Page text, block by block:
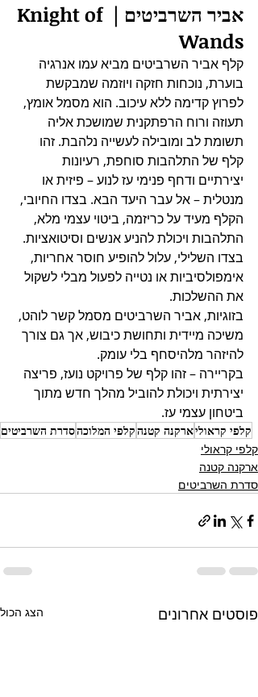
אביר השרביטים | Knight of
Wands
קלף אביר השרביטים מביא עמו אנרגיה
בוערת, נוכחות חזקה ויוזמה שמבקשת
לפרוץ קדימה ללא עיכוב. הוא מסמל אומץ,
תעוזה ורוח הרפתקנית שמושכת אליה
תשומת לב ומובילה לעשייה נלהבת. זהו
קלף של התלהבות סוחפת, רעיונות
יצירתיים ודחף פנימי עז לנוע – פיזית או
מנטלית – אל עבר היעד הבא. בצדו החיובי,
הקלף מעיד על כריזמה, ביטוי עצמי מלא,
התלהבות ויכולת להניע אנשים וסיטואציות.
בצדו השלילי, עלול להופיע חוסר אחריות,
אימפולסיביות או נטייה לפעול מבלי לשקול
את ההשלכות.
בזוגיות, אביר השרביטים מסמל קשר לוהט,
משיכה מיידית ותחושת כיבוש, אך גם צורך
להיזהר מלהיסחף בלי עומק.
בקריירה – זהו קלף של פרויקט נועז, פריצה
יצירתית ויכולת להוביל מהלך חדש מתוך
ביטחון עצמי עז.
קלפי קראוליארקנה קטנהקלפי המלוכהסדרת השרביטים
קלפי קראולי
ארקנה קטנה
סדרת השרביטים
פוסטים אחרונים הצג הכול